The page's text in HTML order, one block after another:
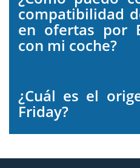
compatibilidad
en ofertas por
con mi coche?
¿Cuál es el
Friday?